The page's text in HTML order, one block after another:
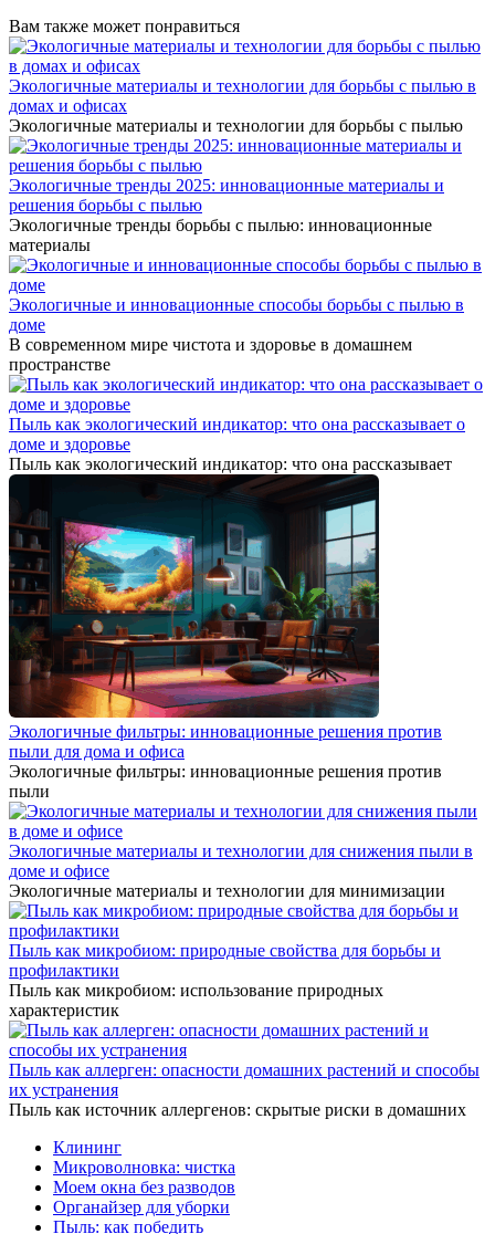
Вам также может понравиться
Экологичные материалы и технологии для борьбы с пылью в
домах и офисах
Экологичные материалы и технологии для борьбы с пылью
Экологичные тренды 2025: инновационные материалы и
решения борьбы с пылью
Экологичные тренды борьбы с пылью: инновационные
материалы
Экологичные и инновационные способы борьбы с пылью в
доме
В современном мире чистота и здоровье в домашнем
пространстве
Пыль как экологический индикатор: что она рассказывает о
доме и здоровье
Пыль как экологический индикатор: что она рассказывает
Экологичные фильтры: инновационные решения против
пыли для дома и офиса
Экологичные фильтры: инновационные решения против
пыли
Экологичные материалы и технологии для снижения пыли в
доме и офисе
Экологичные материалы и технологии для минимизации
Пыль как микробиом: природные свойства для борьбы и
профилактики
Пыль как микробиом: использование природных
характеристик
Пыль как аллерген: опасности домашних растений и способы
их устранения
Пыль как источник аллергенов: скрытые риски в домашних
Клининг
Микроволновка: чистка
Моем окна без разводов
Органайзер для уборки
Пыль: как победить